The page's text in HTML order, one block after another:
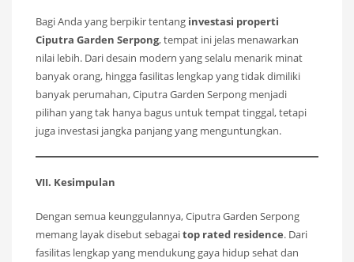
Bagi Anda yang berpikir tentang investasi properti
Ciputra Garden Serpong, tempat ini jelas menawarkan
nilai lebih. Dari desain modern yang selalu menarik minat
banyak orang, hingga fasilitas lengkap yang tidak dimiliki
banyak perumahan, Ciputra Garden Serpong menjadi
pilihan yang tak hanya bagus untuk tempat tinggal, tetapi
juga investasi jangka panjang yang menguntungkan.
VII. Kesimpulan
Dengan semua keunggulannya, Ciputra Garden Serpong
memang layak disebut sebagaitop rated residence. Dari
fasilitas lengkap yang mendukung gaya hidup sehat dan